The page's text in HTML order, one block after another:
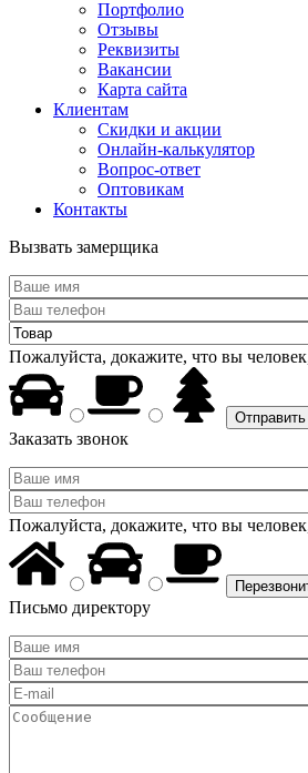
Портфолио
Отзывы
Реквизиты
Вакансии
Карта сайта
Клиентам
Скидки и акции
Онлайн-калькулятор
Вопрос-ответ
Оптовикам
Контакты
Вызвать замерщика
Пожалуйста, докажите, что вы
Заказать звонок
Пожалуйста, докажите, что вы
Письмо директору